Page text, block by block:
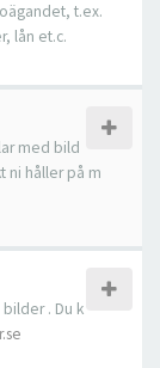
t.ex.
lån et.c.
med bild
ni håller på m
. Du k